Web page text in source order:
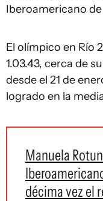
Iberoamericano
El olímpico en Río
1.03.43, cerca de
desde el 21 de
logrado en la
Manuela
décima vez el